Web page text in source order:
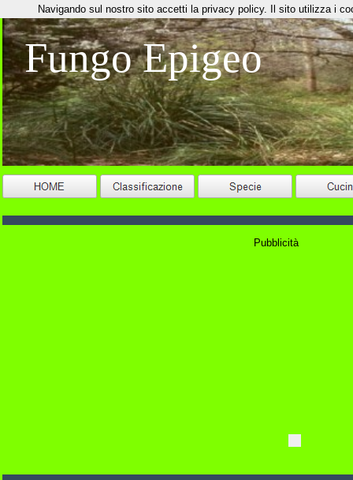
Fungo Epigeo
Pubblicità
Navigando sul nostro sito accetti la privacy policy. Il sito utilizza i